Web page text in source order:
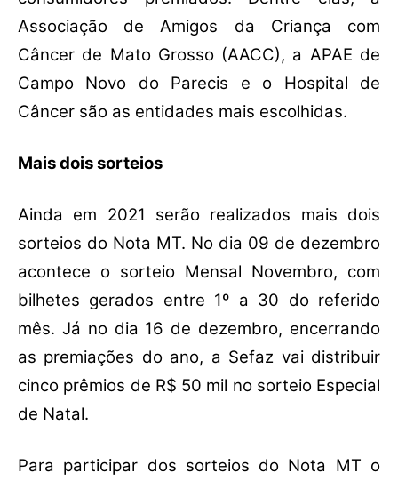
Associação de Amigos da Criança com
Câncer de Mato Grosso (AACC), a APAE de
Campo Novo do Parecis e o Hospital de
Câncer são as entidades mais escolhidas.
Mais dois sorteios
Ainda em 2021 serão realizados mais dois
sorteios do Nota MT. No dia 09 de dezembro
acontece o sorteio Mensal Novembro, com
bilhetes gerados entre 1º a 30 do referido
mês. Já no dia 16 de dezembro, encerrando
as premiações do ano, a Sefaz vai distribuir
cinco prêmios de R$ 50 mil no sorteio Especial
de Natal.
Para participar dos sorteios do Nota MT o